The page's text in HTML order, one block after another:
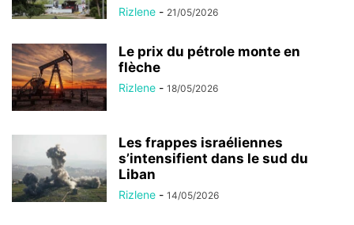
Rizlene - 21/05/2026
Le prix du pétrole monte en
flèche
Rizlene - 18/05/2026
Les frappes israéliennes
s’intensifient dans le sud du
Liban
Rizlene - 14/05/2026